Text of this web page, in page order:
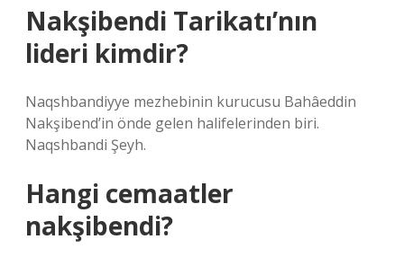
Nakşibendi Tarikatı’nın
lideri kimdir?
Naqshbandiyye mezhebinin kurucusu Bahâeddin
Nakşibend’in önde gelen halifelerinden biri.
Naqshbandi Şeyh.
Hangi cemaatler
nakşibendi?